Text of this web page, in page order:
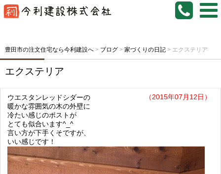
豊田市の注文住宅なら今利建設へ > ブログ > 家づくりの日記 > エクステリア
エクステリア
（2015年07月12日）
ウエスタンレッドシダーの
暖かな雰囲気の木の外壁に
冷たい感じのポストが
とても似合います^_^
言い方が下手くそですが、
いい感じです！